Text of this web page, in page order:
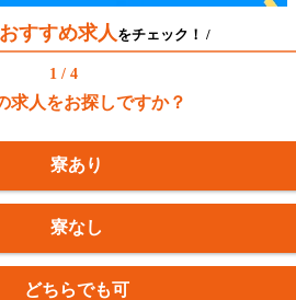
おすすめ求人 をチェック！ /
1 / 4
求人をお探しですか？
寮あり
寮なし
どちらでも可